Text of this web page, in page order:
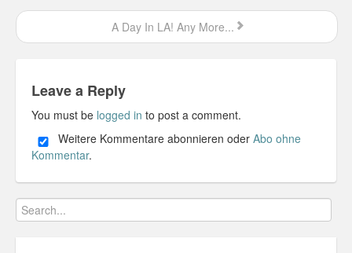
Design is how it works
Money Makes The World Go Round
GTD and shit
Vorsprung durch Technik
A Day In LA! Any More...
Leave a Reply
You must be logged in to post a comment.
Weitere Kommentare abonnieren oder Abo ohne
Kommentar.